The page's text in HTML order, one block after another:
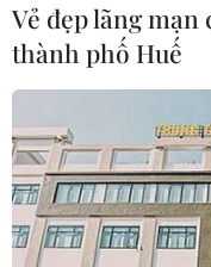
quản lý
05/08/2026 12:35
Ngân hàng trước
Vẻ đẹp lãng mạn
thành phố Huế